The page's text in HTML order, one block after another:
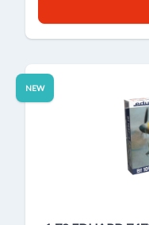
NEW